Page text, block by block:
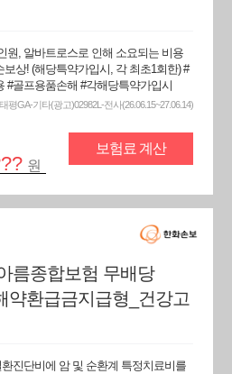
원, 알바트로스로 인해 소요되는 비용
상! (해당특약가입시, 각 최초1회한) #
#골프용품손해 #각해당특약가입시
평GA-기타(광고)02982L-전사(26.06.15~27.06.14)
원
보험료 계산
름종합보험 무배당
약환급금지급형_건강고
진단비에 암 및 순환계 특정치료비를